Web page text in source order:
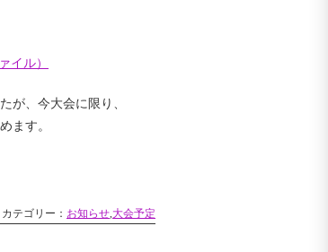
イル）
が、今大会に限り、
ます。
カテゴリー： お知らせ,大会予定